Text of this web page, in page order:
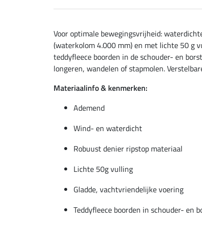
Voor optimale bewegingsvrijheid:
(waterkolom 4.000 mm) en met lichte 50 g
teddyfleece boorden in de schouder- en
longeren, wandelen of stapmolen.
Materiaalinfo & kenmerken:
Ademend
Wind- en waterdicht
Robuust denier ripstop materiaal
Lichte 50g vulling
Gladde, vachtvriendelijke voering
Teddyfleece boorden in schouder- en